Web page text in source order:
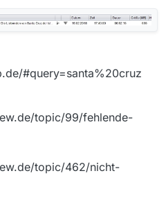
#query=santa%20cruz
topic/99/fehlende-
topic/462/nicht-